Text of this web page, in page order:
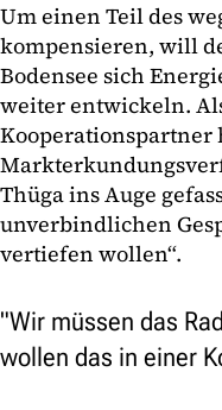
Um einen Teil des
kompensieren, will
Bodensee sich
weiter entwickeln.
Kooperationspartner
Thüga ins Auge
unverbindlichen
vertiefen wollen“.
"Wir müssen das
wollen das in einer